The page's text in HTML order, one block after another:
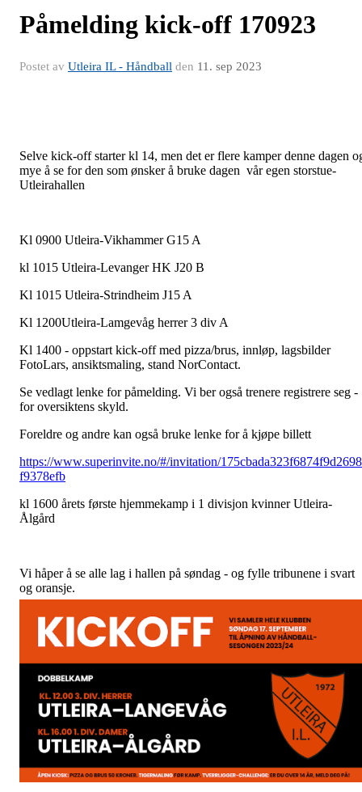
Påmelding kick-off 170923
Postet av Utleira IL - Håndball den 11. sep 2023
Selve kick-off starter kl 14, men det er flere kamper denne dagen
mye å se for den som ønsker å bruke dagen vår egen storstue-
Utleirahallen
Kl 0900 Utleira-Vikhammer G15 A
kl 1015 Utleira-Levanger HK J20 B
Kl 1015 Utleira-Strindheim J15 A
Kl 1200Utleira-Lamgevåg herrer 3 div A
Kl 1400 - oppstart kick-off med pizza/brus, innløp, lagsbilder
FotoLars, ansiktsmaling, stand NorContact.
Se vedlagt lenke for påmelding. Vi ber også trenere registrere seg -
for oversiktens skyld.
Foreldre og andre kan også bruke lenke for å kjøpe billett
https://www.superinvite.no/#/invitation/
f9378efb
kl 1600 årets første hjemmekamp i 1 divisjon kvinner Utleira-
Ålgård
Vi håper å se alle lag i hallen på søndag - og fylle tribunene i svart
og oransje.